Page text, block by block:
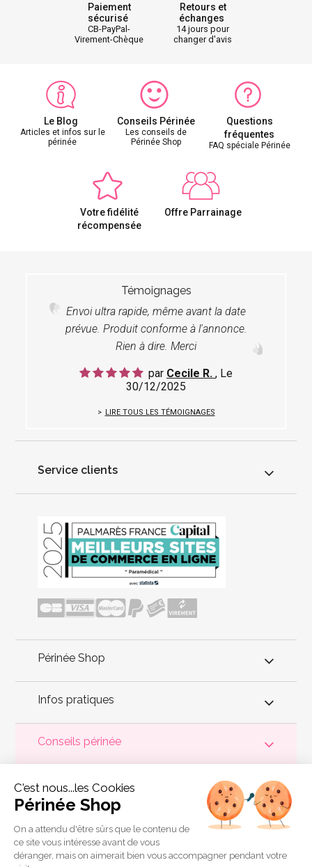
Paiement
sécurisé
CB-PayPal-
Virement-Chèque
Retours et
échanges
14 jours pour
changer d'avis
Le Blog
Articles et infos sur le
périnée
Conseils Périnée
Les conseils de
Périnée Shop
Questions
fréquentes
FAQ spéciale Périnée
Votre fidélité
récompensée
Offre Parrainage
Témoignages
Envoi ultra rapide, même avant la date
prévue. Produit conforme à l'annonce.
Rien à dire. Merci
par Cecile R. , Le
30/12/2025
LIRE TOUS LES TÉMOIGNAGES
Service clients
Périnée Shop
Infos pratiques
Conseils périnée
est précieux ! Il est donc primordial d'entretenir,
de muscler et de rééduquer le plancher pelvienpour éviter les
problèmes d'incontinence
, de pesanteur pelvienne, de manque
de sensations durant les rapports sexuels et de petites
fuites
a sélectionné les meilleures solutions
pour la rééducation périnéale et pour l'auto-traitement de
l'incontinence à domicile :
biofeedback,cônes vaginaux
connectées etaccessoires pour exercices de Kegel.
C'est nous...les Cookies
Périnée Shop
On a attendu d'être sûrs que le contenu de
ce site vous intéresse avant de vous
déranger, mais on aimerait bien vous accompagner pendant votre